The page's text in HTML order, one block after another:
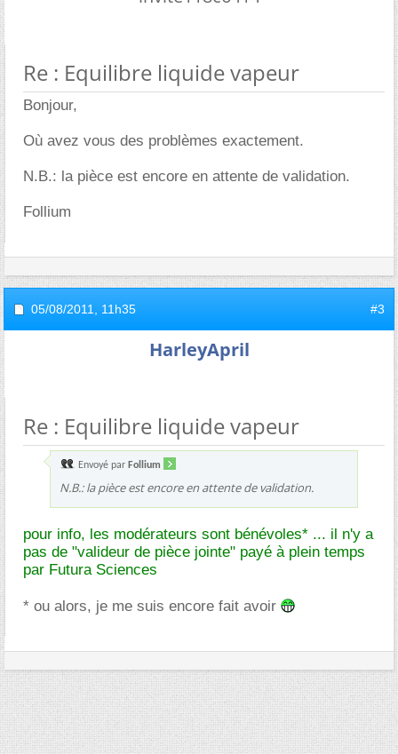
Re : Equilibre liquide vapeur
Bonjour,
Où avez vous des problèmes exactement.
N.B.: la pièce est encore en attente de validation.
Follium
05/08/2011, 11h35 #3
HarleyApril
Re : Equilibre liquide vapeur
Envoyé par Follium
N.B.: la pièce est encore en attente de validation.
pour info, les modérateurs sont bénévoles* ... il n'y a
pas de "valideur de pièce jointe" payé à plein temps
par Futura Sciences
* ou alors, je me suis encore fait avoir